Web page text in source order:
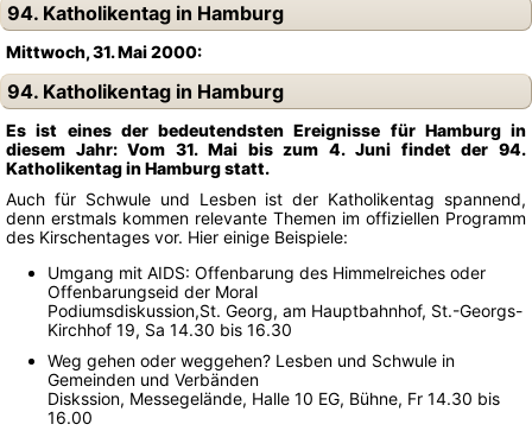
94. Katholikentag in Hamburg
Mittwoch, 31. Mai 2000:
94. Katholikentag in Hamburg
Es ist eines der bedeutendsten Ereignisse für Hamburg in
diesem Jahr: Vom 31. Mai bis zum 4. Juni findet der 94.
Katholikentag in Hamburg statt.
Auch für Schwule und Lesben ist der Katholikentag spannend,
denn erstmals kommen relevante Themen im offiziellen Programm
des Kirschentages vor. Hier einige Beispiele:
Umgang mit AIDS: Offenbarung des Himmelreiches oder
Offenbarungseid der Moral
Podiumsdiskussion,St. Georg, am Hauptbahnhof, St.-Georgs-
Kirchhof 19, Sa 14.30 bis 16.30
Weg gehen oder weggehen? Lesben und Schwule in
Gemeinden und Verbänden
Diskssion, Messegelände, Halle 10 EG, Bühne, Fr 14.30 bis
16.00